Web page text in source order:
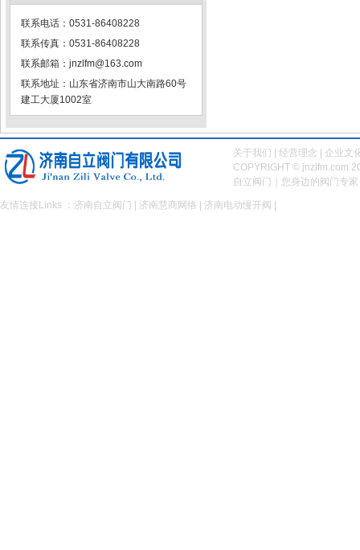
联系电话：0531-86408228
联系传真：0531-86408228
联系邮箱：jnzlfm@163.com
联系地址：山东省济南市山大南路60号
建工大厦1002室
关于我们 经营理念
企业文
COPYRIGHT © jnzlfm.com
自立阀门｜您身边的阀门专
友情连接Links ： 济南自立阀门 济南慧商网络 济南电动慢开阀